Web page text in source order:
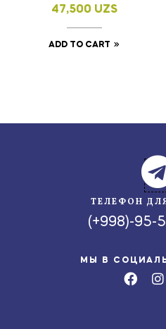
47,500 UZS
ADD TO CART
ТЕЛЕФОН
(+998)-95-
МЫ В